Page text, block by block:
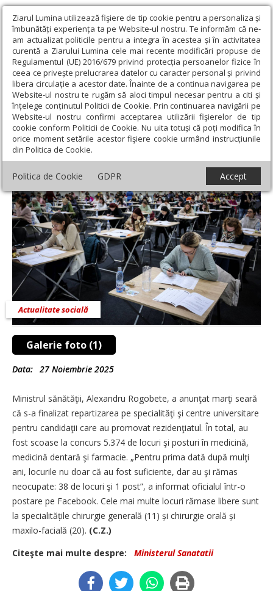
Ziarul Lumina utilizează fişiere de tip cookie pentru a personaliza și
îmbunătăți experiența ta pe Website-ul nostru. Te informăm că ne-
am actualizat politicile pentru a integra în acestea și în activitatea
curentă a Ziarului Lumina cele mai recente modificări propuse de
Regulamentul (UE) 2016/679 privind protecția persoanelor fizice în
ceea ce privește prelucrarea datelor cu caracter personal și privind
libera circulație a acestor date. Înainte de a continua navigarea pe
Website-ul nostru te rugăm să aloci timpul necesar pentru a citi și
înțelege conținutul Politicii de Cookie. Prin continuarea navigării pe
Website-ul nostru confirmi acceptarea utilizării fişierelor de tip
cookie conform Politicii de Cookie. Nu uita totuși că poți modifica în
orice moment setările acestor fişiere cookie urmând instrucțiunile
din Politica de Cookie.
Politica de Cookie GDPR Accept
Ziarul Lumina › Societate › Actualitate socială › Locuri
neocupate la rezidențiat
Locuri neocupate la rezidențiat
Galerie foto (1)
Actualitate socială
Data: 27 Noiembrie 2025
Ministrul sănătăţii, Alexandru Rogobete, a anunţat marţi seară
că s-a finalizat repartizarea pe specialităţi şi centre universitare
pentru candidaţii care au promovat rezidenţiatul. În total, au
fost scoase la concurs 5.374 de locuri şi posturi în medicină,
medicină dentară şi farmacie. „Pentru prima dată după mulţi
ani, locurile nu doar că au fost suficiente, dar au şi rămas
neocupate: 38 de locuri şi 1 post”, a informat oficialul într-o
postare pe Facebook. Cele mai multe locuri rămase libere sunt
la specialitățile chirurgie generală (11) și chirurgie orală și
maxilo-facială (20). (C.Z.)
Citeşte mai multe despre:
Ministerul Sanatatii